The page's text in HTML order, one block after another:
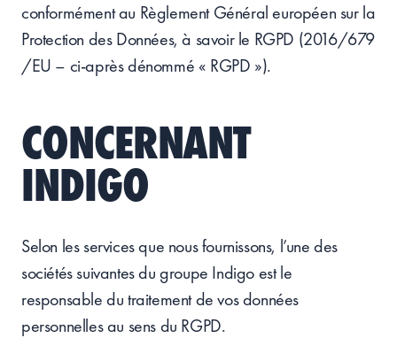
conformément au Règlement Général européen sur la
Protection des Données, à savoir le RGPD (2016/679
/EU – ci-après dénommé « RGPD »).
CONCERNANT
INDIGO
Selon les services que nous fournissons, l’une des
sociétés suivantes du groupe Indigo est le
responsable du traitement de vos données
personnelles au sens du RGPD.